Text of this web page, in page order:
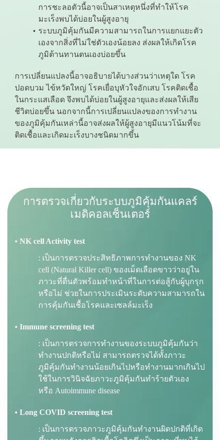
การชะลอตัวนี้อาจเป็นสาเหตุหนึ่งที่ทำให้โรค
มะเร็งพบได้บ่อยในผู้สูงอายุ
ระบบภูมิคุ้มกันมีความสามารถในการแยกแยะตัว
เองจากสิ่งที่ไม่ใช่ตัวเองน้อยลง ส่งผลให้เกิดโรค
ภูมิต้านทานตนเองบ่อยขึ้น
การเปลี่ยนแปลงนี้อาจอธิบายได้บางส่วนว่าเหตุใด โรค
ปอดบวม ไข้หวัดใหญ่ โรคเยื่อบุหัวใจอักเสบ โรคติดเชื้อ
ในกระแสเลือด จึงพบได้บ่อยในผู้สูงอายุและส่งผลให้เสีย
ชีวิตบ่อยขึ้น นอกจากนี้การเปลี่ยนแปลงของการทำงาน
ของภูมิคุ้มกันเหล่านี้อาจส่งผลให้ผู้สูงอายุมีแนวโน้มที่จะ
ติดเชื้อและเกิดมะเร็งบางชนิดมากขึ้น
การตรวจเกี่ยวกับระบบภูมิคุ้มกันแคลร์
เมดิคอลเซ็นเตอร์
• NK cell Activity test
: เป็นการตรวจประสิทธิภาพการทำงานของ NK
cell (Natural Killer cell) ของเม็ดเลือดขาวว่าอยู่ใน
ภาวะที่ตื่นตัวพร้อมทำหน้าที่ในการต่อสู้กับผู้บุกรุก
หรือไม่ ช่วยในการประเมินระดับความสามารถใน
การคุ้มกันเชื้อโรคและเซลล์มะเร็ง
• Immune screening test
: เป็นการตรวจการทำงานของระบบภูมิคุ้มกันว่า
ทำงานปกติหรือไม่ สามารถตรวจได้ทั้งภาวะ
ภูมิคุ้มกันทำงานน้อยเกินไปหรือทำงานมากเกินไป
ใช้ในการวินิจฉัยภาวะภูมิคุ้มกันทำร้ายตัวเอง
หรือ Autoimmune disease
• Long COVID screening test
: เป็นการตรวจภาวะภูมิคุ้มกันทำงานผิดปกติที่เกิด